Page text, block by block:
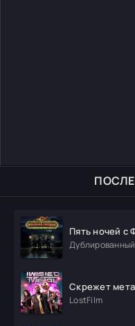
Пять ночей с
Дублированный
Скрежет
LostFilm